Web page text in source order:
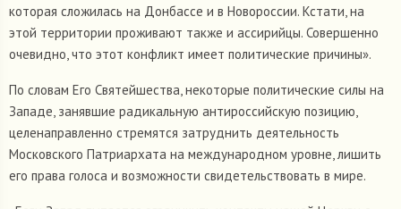
которая сложилась на Донбассе и в Новороссии. Кстати, на
этой территории проживают также и ассирийцы. Совершенно
очевидно, что этот конфликт имеет политические причины».
По словам Его Святейшества, некоторые политические силы на
Западе, занявшие радикальную антироссийскую позицию,
целенаправленно стремятся затруднить деятельность
Московского Патриархата на международном уровне, лишить
его права голоса и возможности свидетельствовать в мире.